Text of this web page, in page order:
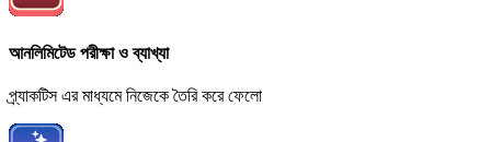
আনলিমিটেড পরীক্ষা ও ব্যাখ্যা
প্র্যাকটিস এর মাধ্যমে নিজেকে তৈরি করে ফেলো